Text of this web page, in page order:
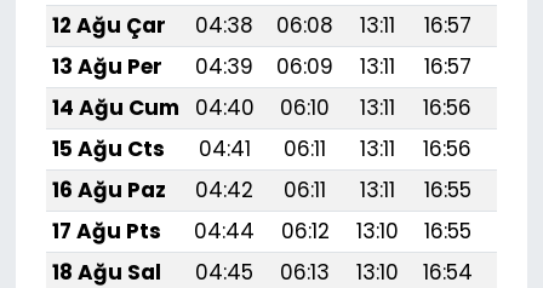
12 Ağu Çar
04:38 06:08 13:11 16:57
13 Ağu Per
04:39 06:09 13:11 16:57
14 Ağu Cum
04:40 06:10 13:11 16:56
15 Ağu Cts
04:41 06:11 13:11 16:56
16 Ağu Paz
04:42 06:11 13:11 16:55
17 Ağu Pts
04:44 06:12 13:10 16:55
18 Ağu Sal
04:45 06:13 13:10 16:54